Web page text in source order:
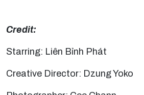
Credit:
Starring: Liên Bỉnh Phát
Creative Director: Dzung Yoko